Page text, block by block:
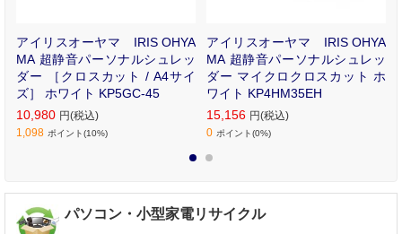
アイリスオーヤマ IRIS OHYA
MA 超静音パーソナルシュレッ
ダー ［クロスカット / A4サイ
ズ］ ホワイト KP5GC-45
10,980 円(税込)
1,098 ポイント(10%)
アイリスオーヤマ IRIS OHYA
MA 超静音パーソナルシュレッ
ダー マイクロクロスカット ホ
ワイト KP4HM35EH
15,156 円(税込)
0 ポイント(0%)
パソコン・小型家電リサイクル